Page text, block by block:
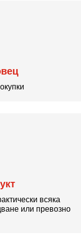
всяка
или превозно